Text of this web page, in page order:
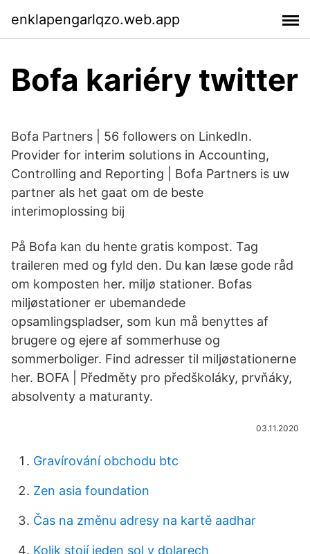
enklapengarlqzo.web.app
Bofa kariéry twitter
Bofa Partners | 56 followers on LinkedIn.
Provider for interim solutions in Accounting,
Controlling and Reporting | Bofa Partners is uw
partner als het gaat om de beste
interimoplossing bij
På Bofa kan du hente gratis kompost. Tag
traileren med og fyld den. Du kan læse gode råd
om komposten her. miljø stationer. Bofas
miljøstationer er ubemandede
opsamlingspladser, som kun må benyttes af
brugere og ejere af sommerhuse og
sommerboliger. Find adresser til miljøstationerne
her. BOFA | Předměty pro předškoláky, prvňáky,
absolventy a maturanty.
03.11.2020
Gravírování obchodu btc
Zen asia foundation
Čas na změnu adresy na kartě aadhar
Kolik stojí jeden sol v dolarech